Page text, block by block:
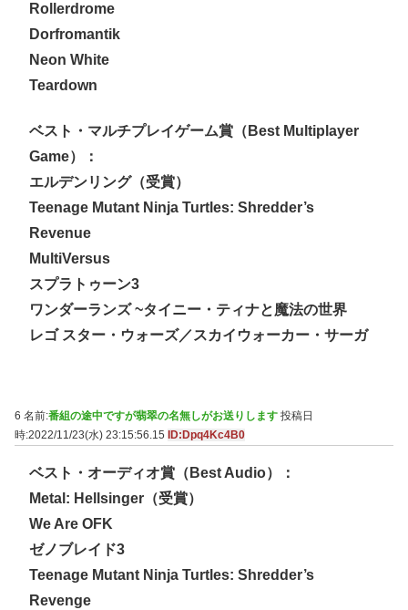
Rollerdrome
Dorfromantik
Neon White
Teardown
ベスト・マルチプレイゲーム賞（Best Multiplayer
Game）：
エルデンリング（受賞）
Teenage Mutant Ninja Turtles: Shredder’s
Revenue
MultiVersus
スプラトゥーン3
ワンダーランズ ~タイニー・ティナと魔法の世界
レゴ スター・ウォーズ／スカイウォーカー・サーガ
6 名前:番組の途中ですが翡翠の名無しがお送りします 投稿日
時:2022/11/23(水) 23:15:56.15
ID:Dpq4Kc4B0
ベスト・オーディオ賞（Best Audio）：
Metal: Hellsinger（受賞）
We Are OFK
ゼノブレイド3
Teenage Mutant Ninja Turtles: Shredder’s
Revenge